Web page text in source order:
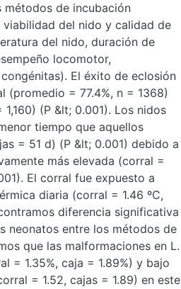
métodos de incubación
del nido y calidad de
del nido, duración de
locomotor,
El éxito de eclosión
(promedio = 77.4%, n = 1368)
(P &lt; 0.001). Los nidos
tiempo que aquellos
= 51 d) (P &lt; 0.001) debido a
más elevada (corral =
El corral fue expuesto a
diaria (corral = 1.46 ºC,
diferencia significativa
neonatos entre los métodos de
que las malformaciones en L.
= 1.35%, caja = 1.89%) y bajo
= 1.52, cajas = 1.89) en este